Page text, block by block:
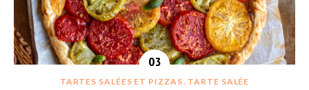
TARTES SALÉES ET PIZZAS TARTE SALÉE